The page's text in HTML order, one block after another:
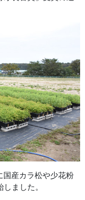
産カラ松や少花粉
ました。